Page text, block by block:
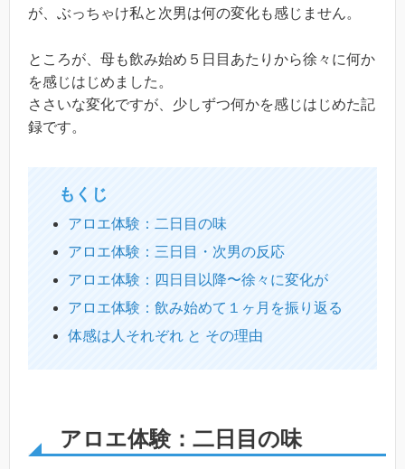
が、ぶっちゃけ私と次男は何の変化も感じません。
ところが、母も飲み始め５日目あたりから徐々に何か
を感じはじめました。
ささいな変化ですが、少しずつ何かを感じはじめた記
録です。
もくじ
アロエ体験：二日目の味
アロエ体験：三日目・次男の反応
アロエ体験：四日目以降〜徐々に変化が
アロエ体験：飲み始めて１ヶ月を振り返る
体感は人それぞれ と その理由
アロエ体験：二日目の味